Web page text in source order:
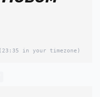
in your timezone)